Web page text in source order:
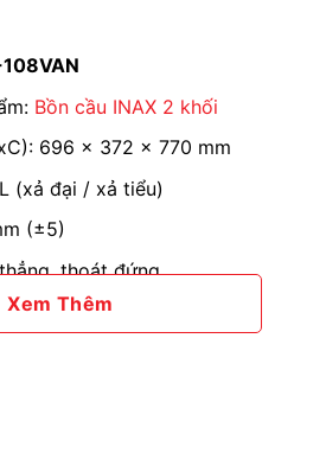
Bồn cầu INAX 2 khối
696 x 372 x 770 mm
(xả đại / xả tiểu)
(±5)
thoát đứng
Vortex
Xem Thêm